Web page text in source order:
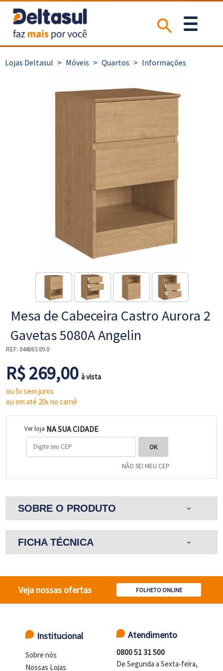
> Móveis > Quartos > Informações
Mesa de Cabeceira Castro Aurora 2
Gavetas 5080A Angelin
REF: 044063.89.0
R$ 269,00à vista
ou 5x sem juros
ou em até 20x no carnê
Ver loja NA SUA CIDADE
NÃO SEI MEU CEP
SOBRE O PRODUTO expand_more
FICHA TÉCNICA expand_more
Veja nossas ofertas FOLHETO ONLINE
Institucional
Sobre nós
Nossas Lojas
Atendimento
0800 51 31 500
De Segunda a Sexta-feira,